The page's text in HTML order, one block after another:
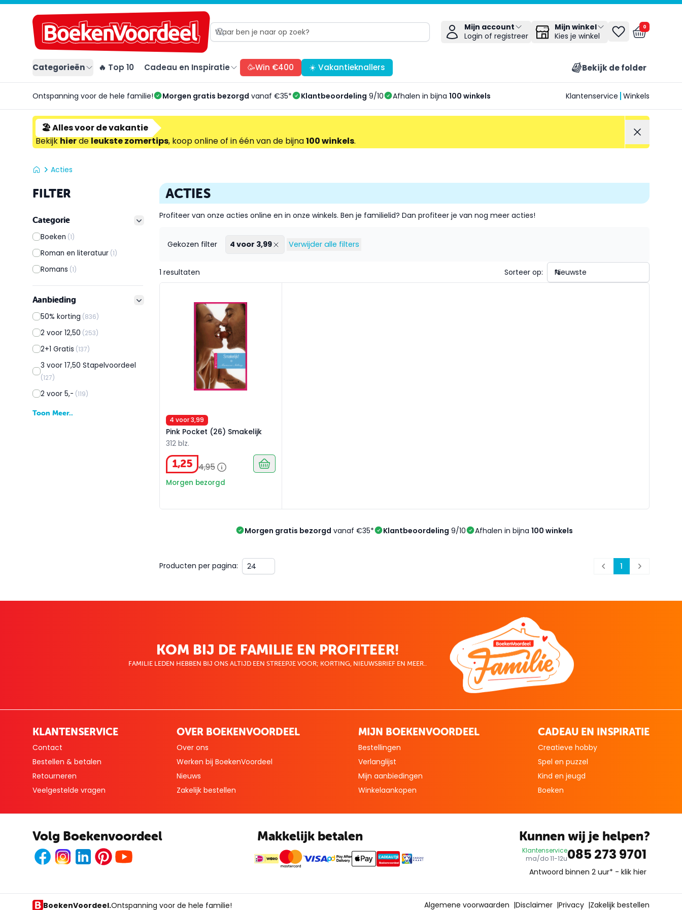
Mijn account
Login of registreer
Mijn winkel
Kies je winkel
0
Categorieën 🔥 Top 10 Cadeau en Inspiratie 🥳Win €400 ☀️ Vakantieknallers Bekijk de folder
Ontspanning voor de hele familie! Morgen gratis bezorgd vanaf €35* Klantbeoordeling 9/10 Afhalen in bijna 100 winkels Klantenservice Winkels
🏖️ Alles voor de vakantie
Bekijkhierdeleukste zomertips, koop online of in één van de bijna100 winkels.
Acties
FILTER
Categorie filter button
Boeken (1)
Roman en literatuur (1)
Romans (1)
Aanbieding filter button
50% korting (836)
2 voor 12,50 (253)
2+1 Gratis (137)
3 voor 17,50 Stapelvoordeel
(127)
2 voor 5,- (119)
Toon Meer..
ACTIES
Profiteer van onze acties online en in onze winkels. Ben je familielid? Dan profiteer je van nog meer acties!
Gekozen filter 4 voor 3,99 Verwijder alle filters
1 resultaten Sorteer op:
4 voor 3,99
Pink Pocket (26) Smakelijk
312 blz.
1,25 4,95
Morgen bezorgd
Morgen gratis bezorgd vanaf €35* Klantbeoordeling 9/10 Afhalen in bijna100 winkels
Producten per pagina: Prev 1 Next
KOM BIJ DE FAMILIE EN PROFITEER!
FAMILIE LEDEN HEBBEN BIJ ONS ALTIJD EEN STREEPJE VOOR; KORTING, NIEUWSBRIEF EN MEER..
KLANTENSERVICE
Contact
Bestellen & betalen
Retourneren
Veelgestelde vragen
OVER BOEKENVOORDEEL
Over ons
Werken bij BoekenVoordeel
Nieuws
Zakelijk bestellen
MIJN BOEKENVOORDEEL
Bestellingen
Verlanglijst
Mijn aanbiedingen
Winkelaankopen
CADEAU EN INSPIRATIE
Creatieve hobby
Spel en puzzel
Kind en jeugd
Boeken
Volg Boekenvoordeel
FacebookInstagramLinkedInPinterest
Makkelijk betalen
Boekenvoordeel
CADEAUTJE
Kunnen wij je helpen?
Klantenservice
ma/do 11-12u085 273 9701
Antwoord binnen 2 uur* - klik hier
BoekenVoordeel.Ontspanning voor de hele familie! Algemene voorwaarden |Disclaimer |Privacy |Zakelijk bestellen